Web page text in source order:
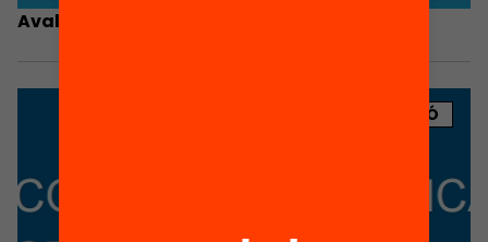
Avaluar la innovació. Jesús Viñas
PUBLICACIÓ